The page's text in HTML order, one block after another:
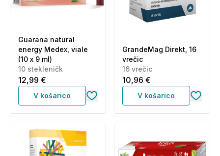
Guarana natural
energy Medex, viale
(10 x 9 ml)
10 stekleničk
12,99 €
V košarico
GrandeMag Direkt, 16
vrečic
16 vrečic
10,96 €
V košarico